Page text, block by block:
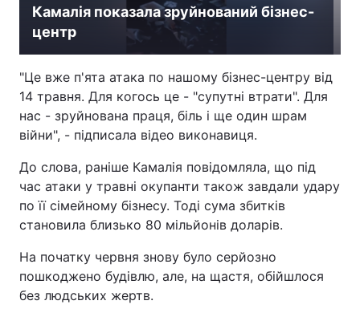
Екологія Регіони
Лонгріди
Відео з Youtube Статті
Інтерв'ю Думки
Архів Вакансії
Контакти
Камалія показала зруйнований бізнес-
центр
"Це вже п'ята атака по нашому бізнес-центру від
14 травня. Для когось це - "супутні втрати". Для
нас - зруйнована праця, біль і ще один шрам
війни", - підписала відео виконавиця.
До слова, раніше Камалія повідомляла, що під
час атаки у травні окупанти також завдали удару
по її сімейному бізнесу. Тоді сума збитків
становила близько 80 мільйонів доларів.
На початку червня знову було серйозно
пошкоджено будівлю, але, на щастя, обійшлося
без людських жертв.